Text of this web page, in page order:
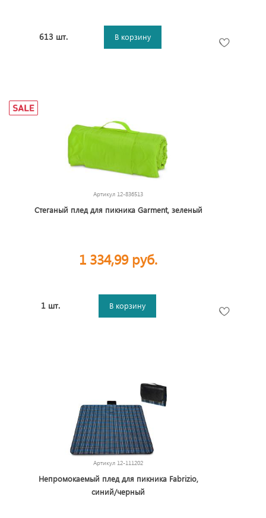
613 шт. В корзину
Артикул 12-836513
Стеганый плед для пикника Garment, зеленый
1 334,99 руб.
1 шт. В корзину
Артикул 12-111202
Непромокаемый плед для пикника Fabrizio,
синий/черный